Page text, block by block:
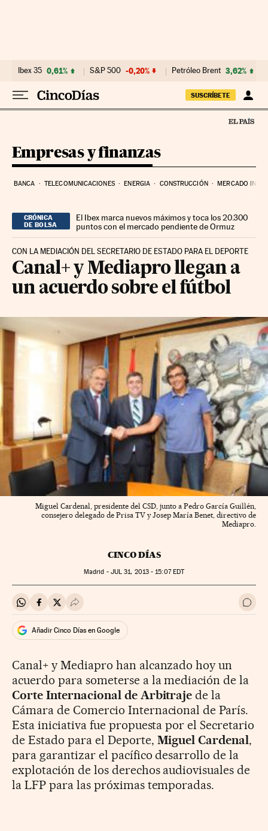
Ibex 35 0,61% S&P 500 -0,20% Petróleo Brent 3,62%
SUSCRÍBETE
Empresas y finanzas
BANCA TELECOMUNICACIONES ENERGIA CONSTRUCCIÓN MERCADO
CRÓNICA
DE BOLSA
El Ibex marca nuevos máximos y toca los 20.300
puntos con el mercado pendiente de Ormuz
CON LA MEDIACIÓN DEL SECRETARIO DE ESTADO PARA EL DEPORTE
Canal+ y Mediapro llegan a
un acuerdo sobre el fútbol
Miguel Cardenal, presidente del CSD, junto a Pedro García Guillén,
consejero delegado de Prisa TV y Josep María Benet, directivo de
Mediapro.
CINCO DÍAS
Madrid - JUL 31, 2013 - 15:07EDT
Compartir en Whatsapp
Compartir en Facebook
Compartir en Twitter
Desplegar Redes Sociales Ir a
Añadir Cinco Días en Google
Canal+ y Mediapro han alcanzado hoy un
acuerdo para someterse a la mediación de la
Corte Internacional de Arbitraje de la
Cámara de Comercio Internacional de París.
Esta iniciativa fue propuesta por el Secretario
de Estado para el Deporte, Miguel Cardenal,
para garantizar el pacífico desarrollo de la
explotación de los derechos audiovisuales de
la LFP para las próximas temporadas.